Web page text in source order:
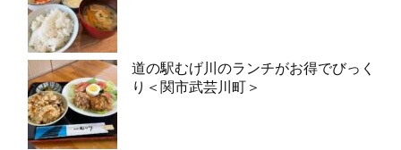
道の駅むげ川のランチがお得でびっく
り＜関市武芸川町＞